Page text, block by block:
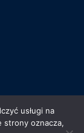
usługi na
strony oznacza,